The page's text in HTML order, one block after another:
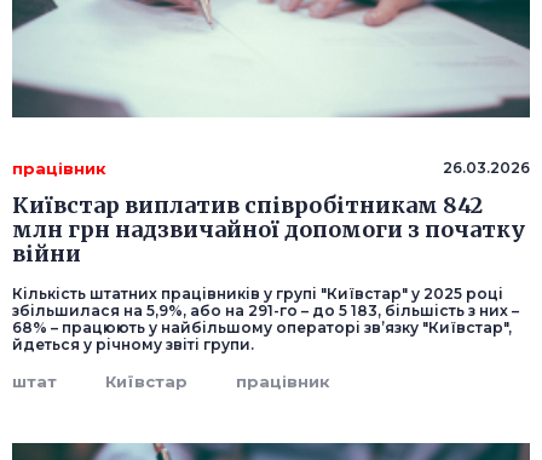
працівник 26.03.2026
Київстар виплатив співробітникам 842
млн грн надзвичайної допомоги з початку
війни
Кількість штатних працівників у групі "Київстар" у 2025 році
збільшилася на 5,9%, або на 291-го – до 5 183, більшість з них –
68% – працюють у найбільшому операторі зв’язку "Київстар",
йдеться у річному звіті групи.
штат Київстар працівник